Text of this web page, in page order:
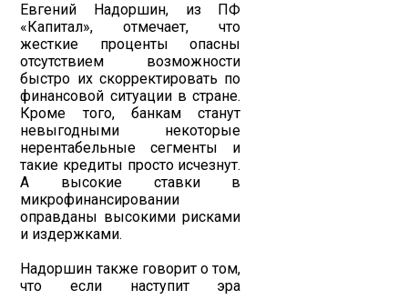
Евгений Надоршин, из ПФ
«Капитал», отмечает, что
жесткие проценты опасны
отсутствием возможности
быстро их скорректировать по
финансовой ситуации в стране.
Кроме того, банкам станут
невыгодными некоторые
нерентабельные сегменты и
такие кредиты просто исчезнут.
А высокие ставки в
микрофинансировании
оправданы высокими рисками
и издержками.
Надоршин также говорит о том,
что если наступит эра